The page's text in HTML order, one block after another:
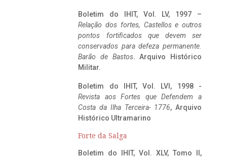
Boletim do IHIT, Vol. LV, 1997 –
Relação dos fortes, Castellos e outros
pontos fortificados que devem ser
conservados para defeza permanente.
Barão de Bastos. Arquivo Histórico
Militar.
Boletim do IHIT, Vol. LVI, 1998 -
Revista aos Fortes que Defendem a
Costa da Ilha Terceira- 1776, Arquivo
Histórico Ultramarino
Forte da Salga
Boletim do IHIT, Vol. XLV, Tomo II,